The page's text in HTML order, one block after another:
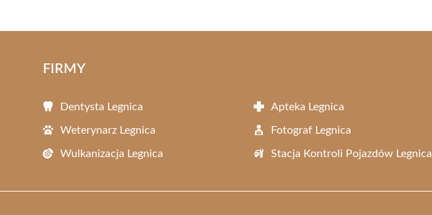
FIRMY
Dentysta Legnica Apteka Legnica
Weterynarz Legnica Fotograf Legnica
Wulkanizacja Legnica Stacja Kontroli Pojazdów Legnica